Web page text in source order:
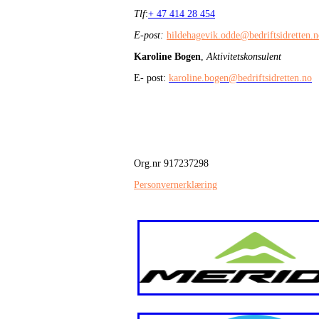
Tlf:+ 47 414 28 454
E-post:
Karoline Bogen Aktivitetskonsulent
E- post: karoline.bogen@bedriftsidretten.no
Org.nr 917237298
Personvernerklæring